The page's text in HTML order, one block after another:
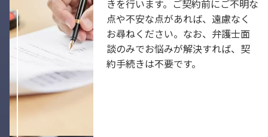
きを行います。ご契約前にご不明な
点や不安な点があれば、遠慮なく
お尋ねください。なお、弁護士面
談のみでお悩みが解決すれば、契
約手続きは不要です。